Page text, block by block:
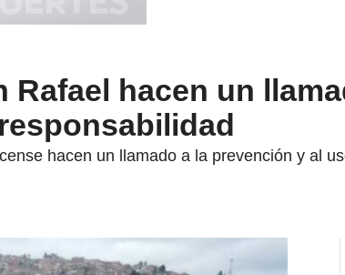
Rafael hacen un
hacen un llamado a la prevención y al